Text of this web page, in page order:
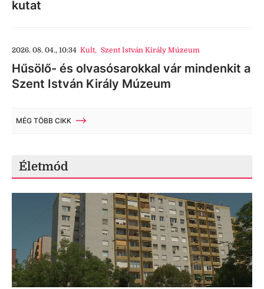
kutat
2026. 08. 04., 10:34 Kult, Szent István Király Múzeum
Hűsölő- és olvasósarokkal vár mindenkit a
Szent István Király Múzeum
MÉG TÖBB CIKK
Életmód